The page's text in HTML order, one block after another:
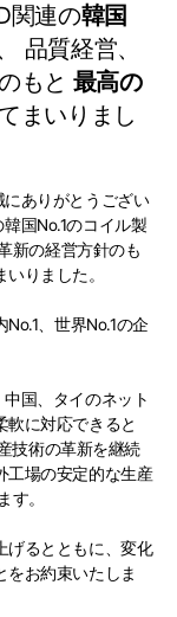
関連の韓国
品質経営、
もと 最高の
まいりまし
ありがとうござい
国No.1のコイル製
新の経営方針のも
りました。
、世界No.1の企
国、タイのネット
軟に対応できると
技術の革新を継続
工場の安定的な生産
す。
げるとともに、変化
をお約束いたしま